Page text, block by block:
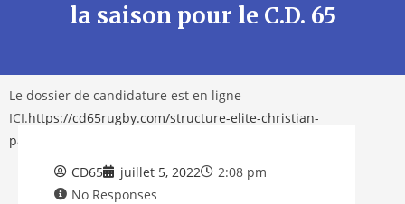
la saison pour le C.D. 65
Le dossier de candidature est en ligne
ICI.https://cd65rugby.com/structure-elite-christian-
paul/inscriptions-2026/
CD65
juillet 5, 2022
2:08 pm
No Responses